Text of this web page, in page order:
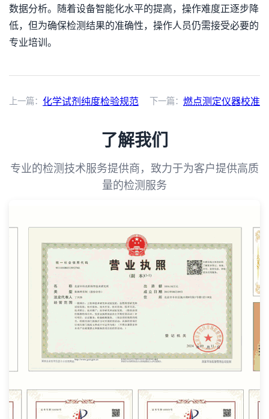
数据分析。随着设备智能化水平的提高，操作难度正逐步降
低，但为确保检测结果的准确性，操作人员仍需接受必要的
专业培训。
上一篇： 化学试剂纯度检验规范 下一篇： 燃点测定仪器校准
了解我们
专业的检测技术服务提供商，致力于为客户提供高质
量的检测服务